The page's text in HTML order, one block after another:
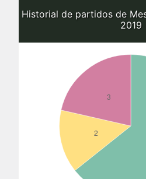
Historial de partidos de
2019